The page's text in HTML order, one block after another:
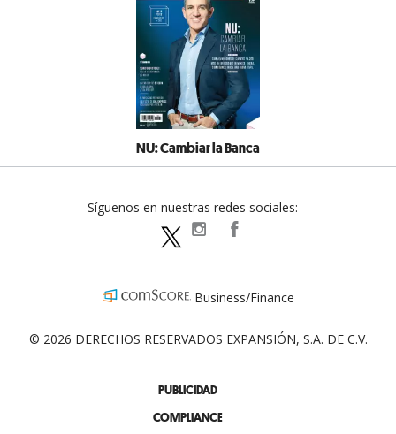
NU: Cambiar la Banca
PUBLICIDAD
COMPLIANCE
Síguenos en nuestras redes sociales:
expansionpolitica
Business/Finance
© 2026 DERECHOS RESERVADOS EXPANSIÓN, S.A. DE C.V.